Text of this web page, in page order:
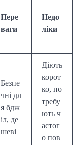
Пере
ваги
Недо
ліки
Безпе
чні дл
я бдж
іл, де
шеві
Діють
корот
ко, по
требу
ють ч
астог
о пов